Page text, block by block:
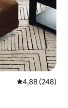
Évaluation
4,88 (248)